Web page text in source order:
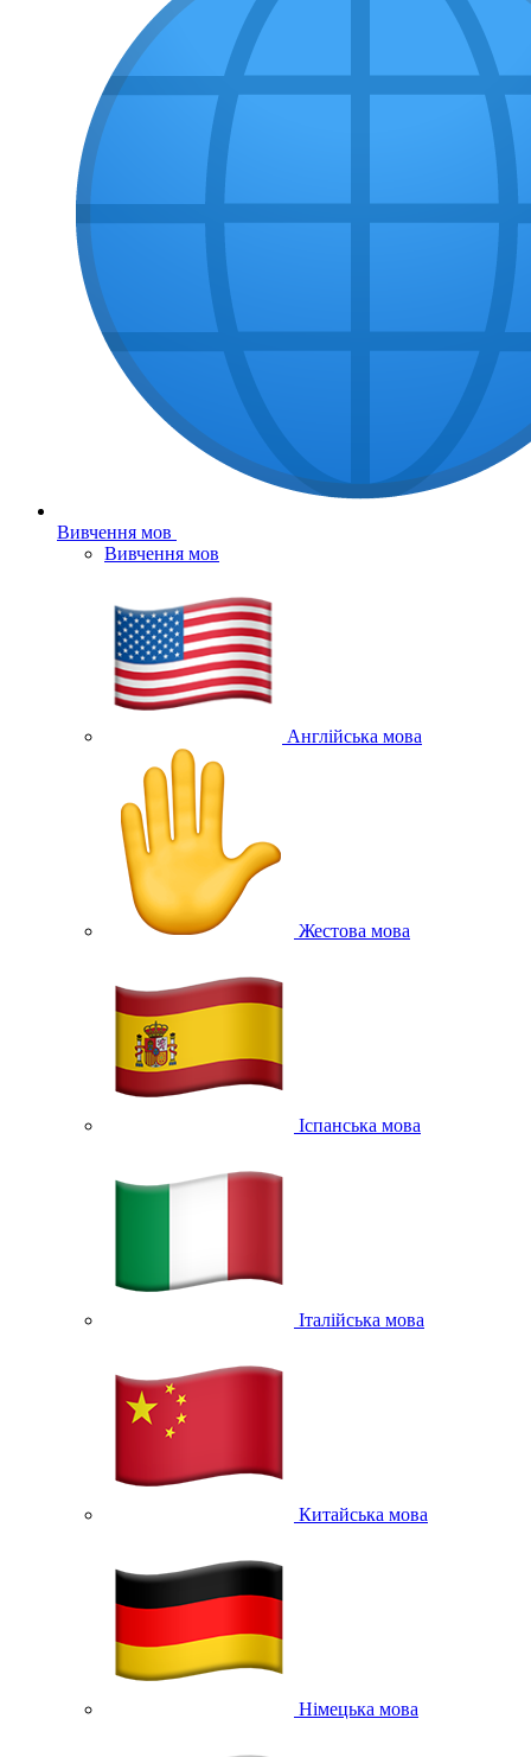
Вивчення мов
Вивчення мов
Англійська мова
Жестова мова
Іспанська мова
Італійська мова
Китайська мова
Німецька мова